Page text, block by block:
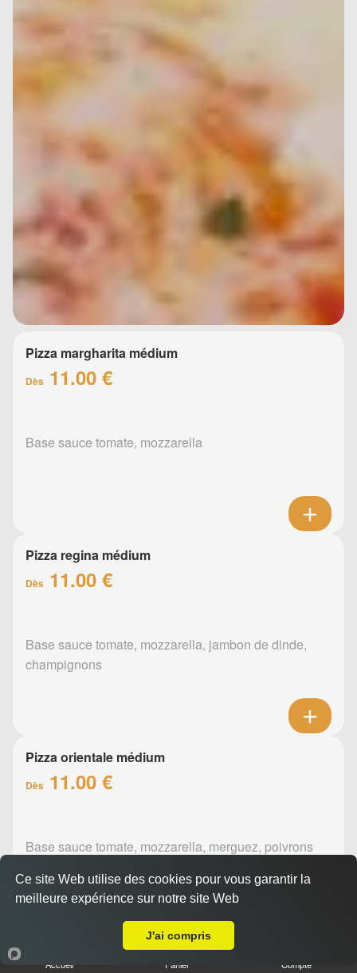
Pizza margharita médium
Dès 11.00 €
Base sauce tomate, mozzarella
Pizza regina médium
Dès 11.00 €
Base sauce tomate, mozzarella, jambon de dinde,
champignons
Pizza orientale médium
Dès 11.00 €
Base sauce tomate, mozzarella, merguez, poivrons
Accueil Panier Compte
Ce site Web utilise des cookies pour vous garantir la
meilleure expérience sur notre site Web
J'ai compris